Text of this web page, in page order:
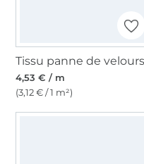
4,53 € / m
(3,12 € / 1 m²)